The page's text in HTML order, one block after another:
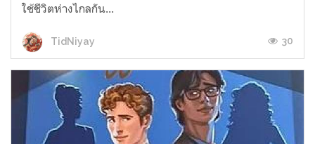
ใช้ชีวิตห่างไกลกัน...
TidNiyay 30